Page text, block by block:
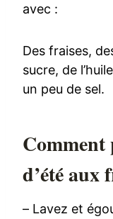
avec :
Des fraises,
sucre, de
un peu de sel.
Comment
d’été aux
– Lavez et